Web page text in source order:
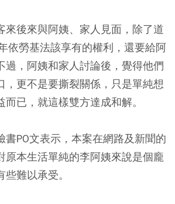
來後來與阿姨、家人見面，除了道
依勞基法該享有的權利，還要給阿
過，阿姨和家人討論後，覺得他們
，更不是要撕裂關係，只是單純想
已，就這樣雙方達成和解。
書PO文表示，本案在網路及新聞的
原本生活單純的李阿姨來說是個龐
難以承受。